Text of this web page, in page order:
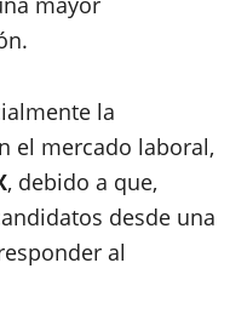
la
el mercado laboral,
, debido a que,
desde una
al